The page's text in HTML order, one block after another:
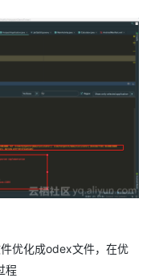
优化成odex文件，在优
程